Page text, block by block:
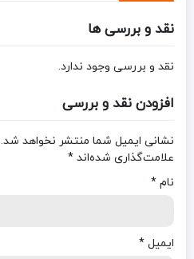
نقد و بررسی ها
نقد و بررسی وجود ندارد.
افزودن نقد و بررسی
نشانی ایمیل شما منتشر نخواهد شد.
علامت‌گذاری شده‌اند *
نام *
ایمیل *